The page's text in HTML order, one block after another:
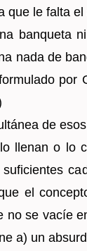
que le falta
ban­que­ta
nada de
por
de
lle­nan o lo
el
no se vacíe
a) un